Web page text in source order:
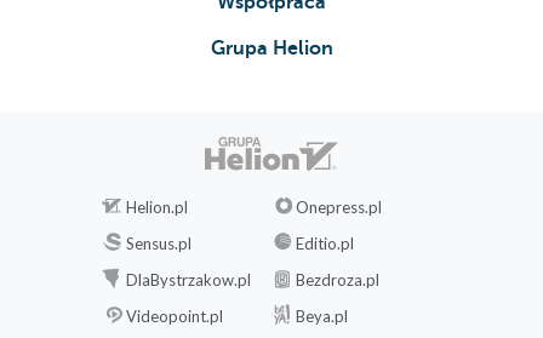
Grupa Helion
Helion.pl
Onepress.pl
Sensus.pl
Editio.pl
DlaBystrzakow.pl
Bezdroza.pl
Videopoint.pl
Beya.pl